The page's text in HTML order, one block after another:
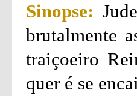
Sinopse:
brutalmente
traiçoeiro
quer é se